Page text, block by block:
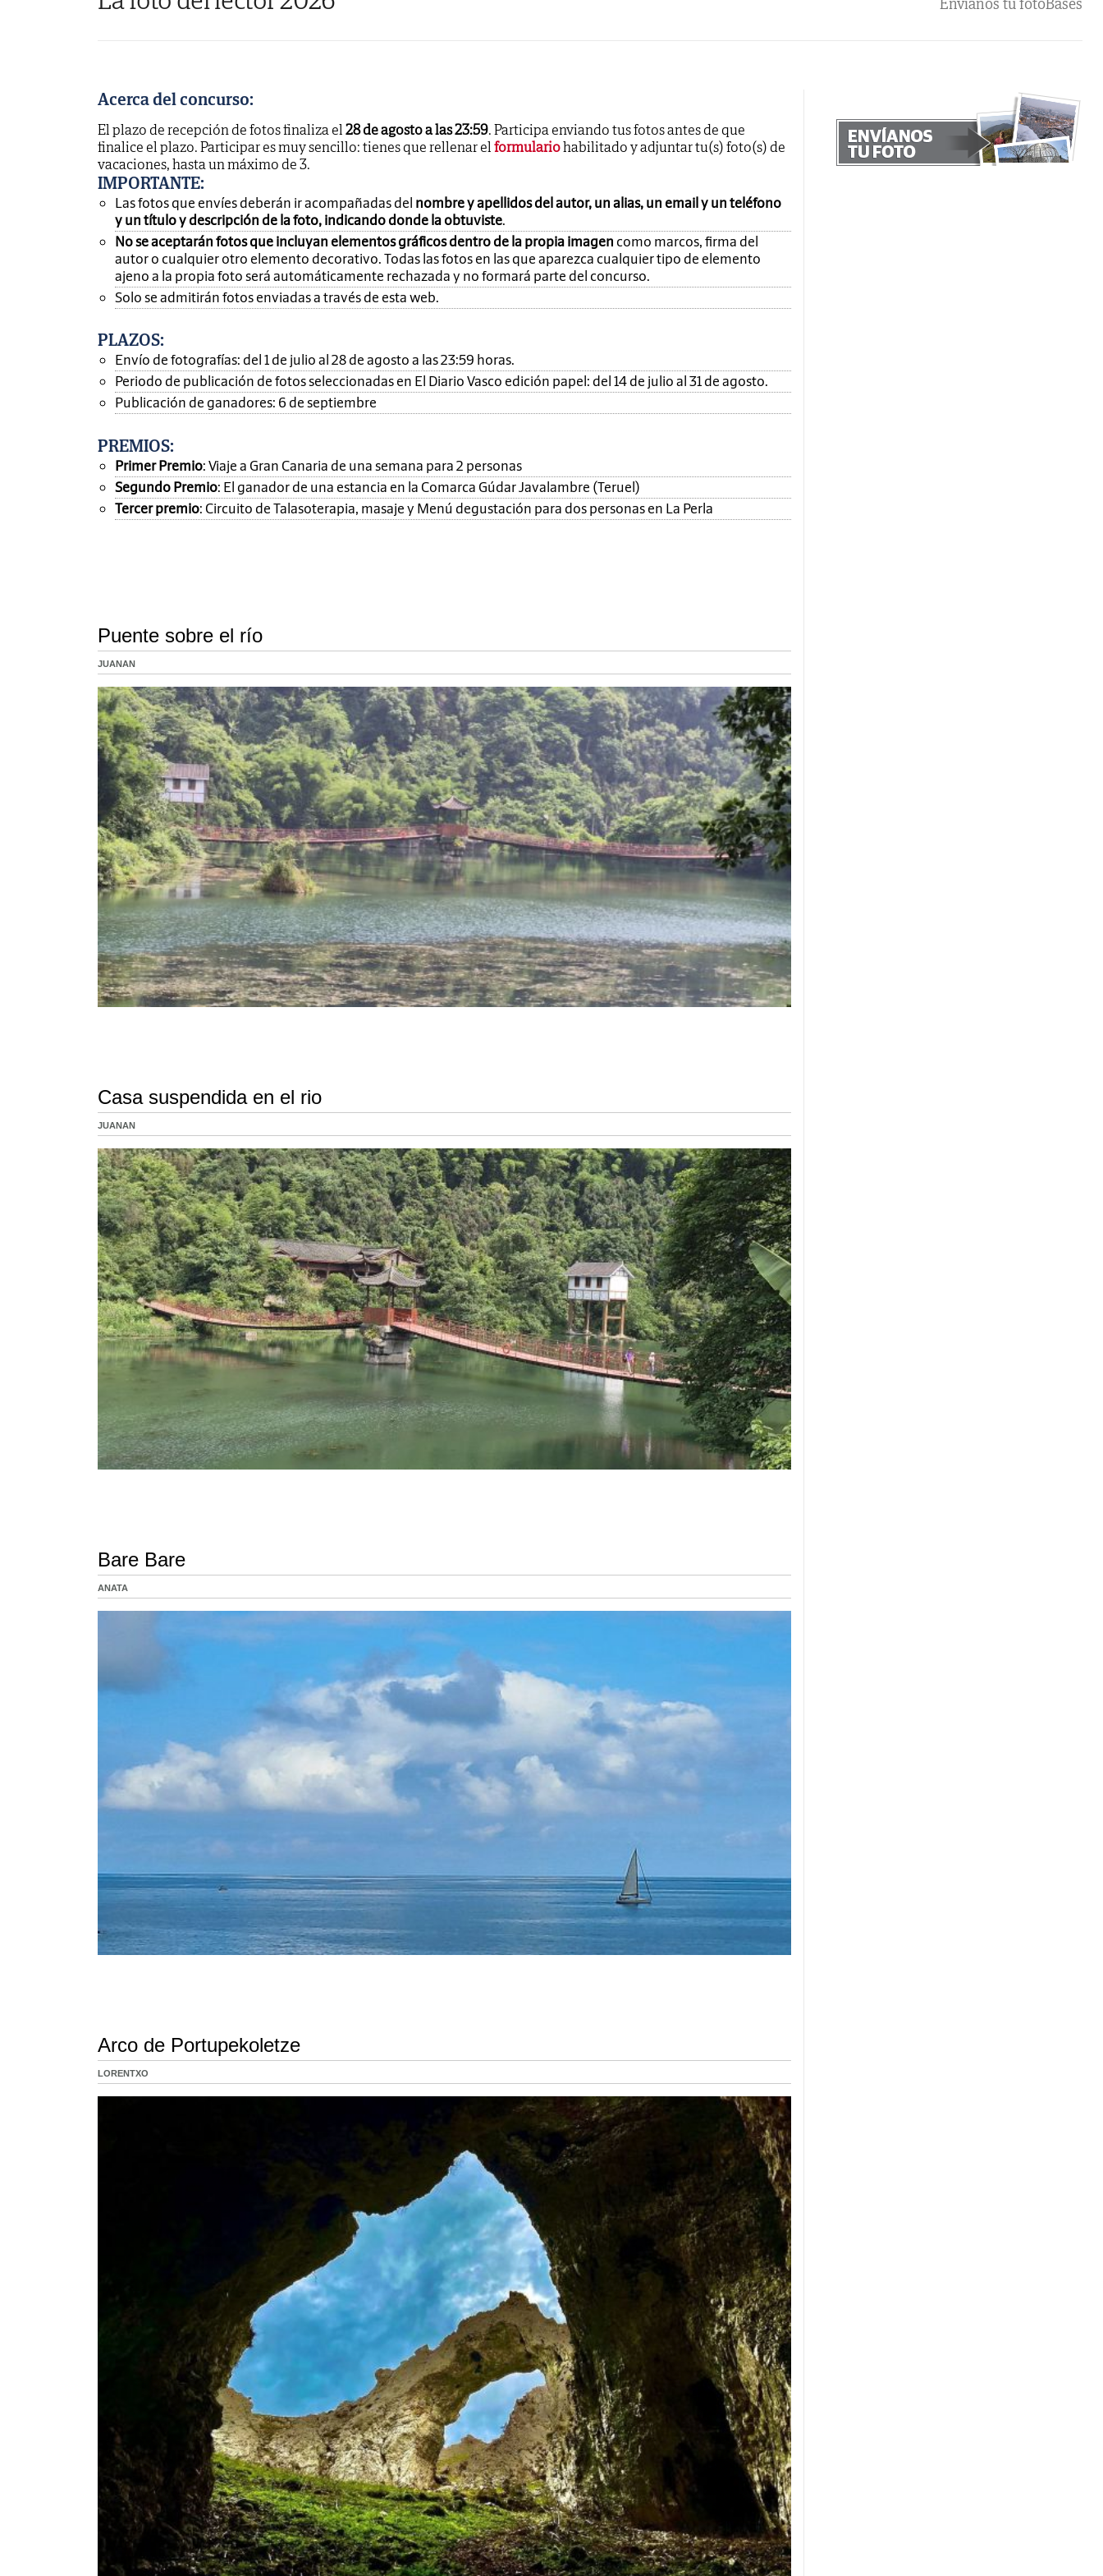
Envíanos tu fotoBases
Acerca del concurso:
El plazo de recepción de fotos finaliza el28 de agosto a las 23:59. Participa enviando tus fotos antes de que
finalice el plazo. Participar es muy sencillo: tienes que rellenar elformulariohabilitado y adjuntar tu(s) foto(s) de
vacaciones, hasta un máximo de 3.
IMPORTANTE:
Las fotos que envíes deberán ir acompañadas del nombre y apellidos del autor, un alias, un email y un teléfono
y un título y descripción de la foto, indicando donde la obtuviste.
No se aceptarán fotos que incluyan elementos gráficos dentro de la propia imagen como marcos, firma del
autor o cualquier otro elemento decorativo. Todas las fotos en las que aparezca cualquier tipo de elemento
ajeno a la propia foto será automáticamente rechazada y no formará parte del concurso.
Solo se admitirán fotos enviadas a través de esta web.
PLAZOS:
Envío de fotografías: del 1 de julio al 28 de agosto a las 23:59 horas.
Periodo de publicación de fotos seleccionadas en El Diario Vasco edición papel: del 14 de julio al 31 de agosto.
Publicación de ganadores: 6 de septiembre
PREMIOS:
Primer Premio: Viaje a Gran Canaria de una semana para 2 personas
Segundo Premio: El ganador de una estancia en la Comarca Gúdar Javalambre (Teruel)
Tercer premio: Circuito de Talasoterapia, masaje y Menú degustación para dos personas en La Perla
Puente sobre el río
JUANAN
Casa suspendida en el rio
JUANAN
Bare Bare
ANATA
Arco de Portupekoletze
LORENTXO